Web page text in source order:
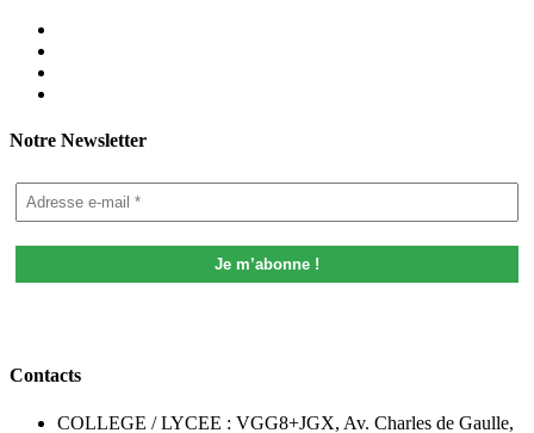
Notre Newsletter
Contacts
COLLEGE / LYCEE : VGG8+JGX, Av. Charles de Gaulle,